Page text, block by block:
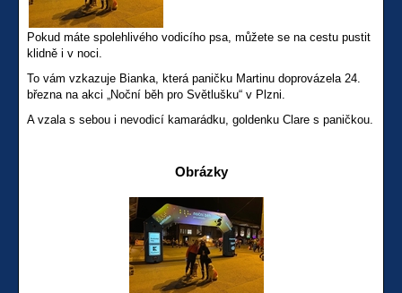
Pokud máte spolehlivého vodicího psa, můžete se na cestu pustit
klidně i v noci.
To vám vzkazuje Bianka, která paničku Martinu doprovázela 24.
března na akci „Noční běh pro Světlušku“ v Plzni.
A vzala s sebou i nevodicí kamarádku, goldenku Clare s paničkou.
Obrázky